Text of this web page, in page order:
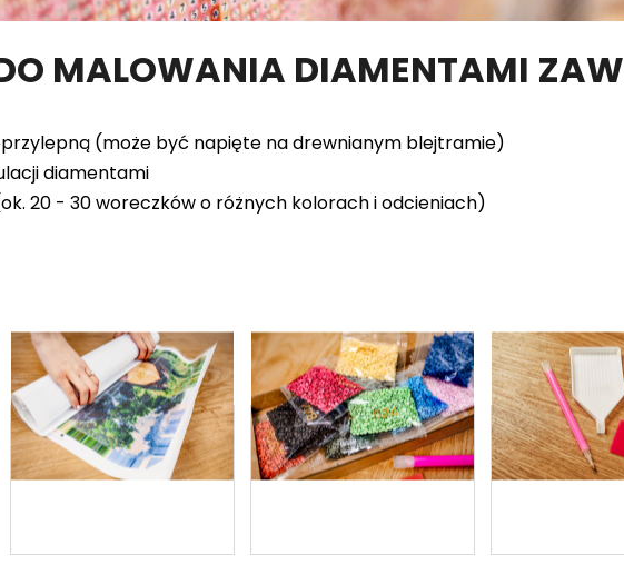
MALOWANIA DIAMENTAMI
(może być napięte na drewnianym blejtramie)
diamentami
20 - 30 woreczków o różnych kolorach i odcieniach)